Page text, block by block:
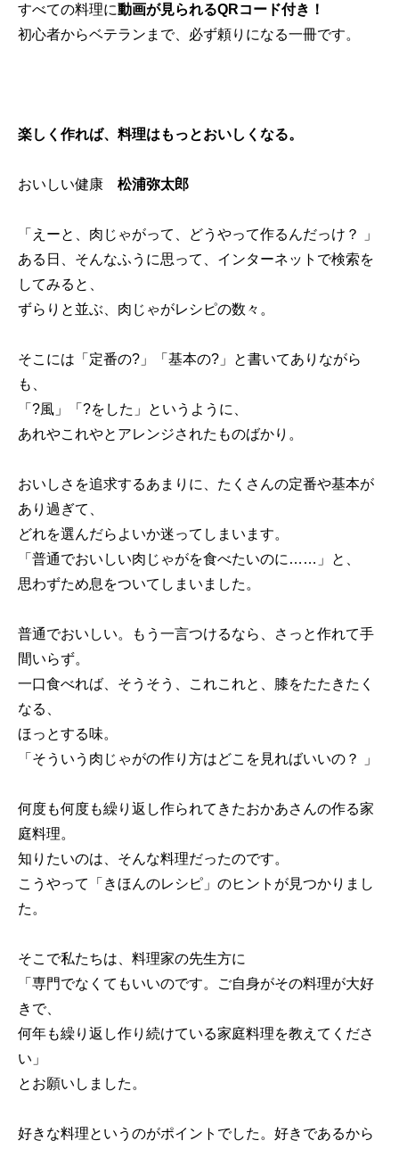
すべての料理に動画が見られるQRコード付き！
初心者からベテランまで、必ず頼りになる一冊です。
楽しく作れば、料理はもっとおいしくなる。
おいしい健康 松浦弥太郎
「えーと、肉じゃがって、どうやって作るんだっけ？ 」
ある日、そんなふうに思って、インターネットで検索を
してみると、
ずらりと並ぶ、肉じゃがレシピの数々。
そこには「定番の?」「基本の?」と書いてありながら
も、
「?風」「?をした」というように、
あれやこれやとアレンジされたものばかり。
おいしさを追求するあまりに、たくさんの定番や基本が
あり過ぎて、
どれを選んだらよいか迷ってしまいます。
「普通でおいしい肉じゃがを食べたいのに……」と、
思わずため息をついてしまいました。
普通でおいしい。もう一言つけるなら、さっと作れて手
間いらず。
一口食べれば、そうそう、これこれと、膝をたたきたく
なる、
ほっとする味。
「そういう肉じゃがの作り方はどこを見ればいいの？ 」
何度も何度も繰り返し作られてきたおかあさんの作る家
庭料理。
知りたいのは、そんな料理だったのです。
こうやって「きほんのレシピ」のヒントが見つかりまし
た。
そこで私たちは、料理家の先生方に
「専門でなくてもいいのです。ご自身がその料理が大好
きで、
何年も繰り返し作り続けている家庭料理を教えてくださ
い」
とお願いしました。
好きな料理というのがポイントでした。好きであるから